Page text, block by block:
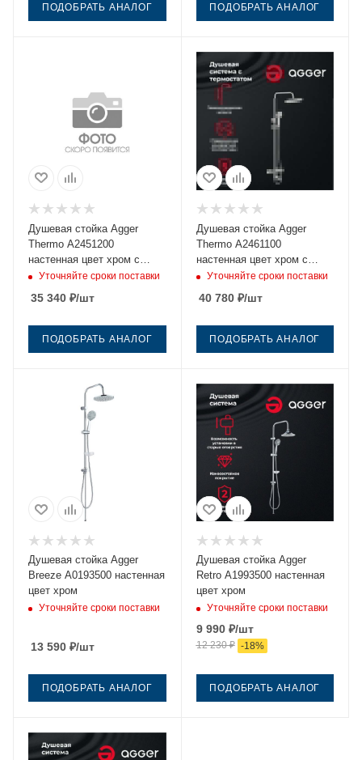
ПОДОБРАТЬ АНАЛОГ ПОДОБРАТЬ АНАЛОГ
Душевая стойка Agger
Thermo A2451200
настенная цвет хром с
термостатом
Уточняйте сроки поставки
35 340 ₽/шт
ПОДОБРАТЬ АНАЛОГ
Душевая стойка Agger
Thermo A2461100
настенная цвет хром с
термостатом
Уточняйте сроки поставки
40 780₽/шт
ПОДОБРАТЬ АНАЛОГ
Душевая стойка Agger
Breeze A0193500 настенная
цвет хром
Уточняйте сроки поставки
13 590 ₽/шт
ПОДОБРАТЬ АНАЛОГ
Душевая стойка Agger
Retro A1993500 настенная
цвет хром
Уточняйте сроки поставки
9 990₽/шт
12 230₽ -18%
ПОДОБРАТЬ АНАЛОГ